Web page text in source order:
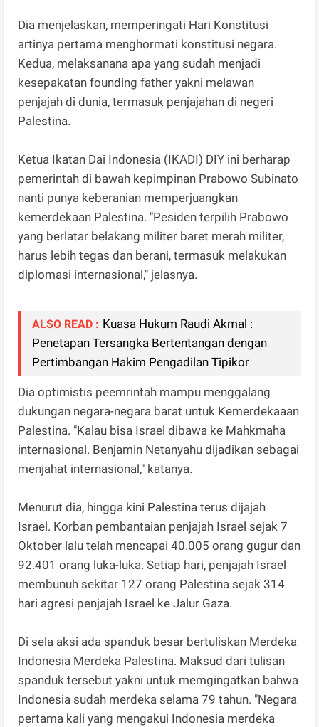
Dia menjelaskan, memperingati Hari Konstitusi
artinya pertama menghormati konstitusi negara.
Kedua, melaksanana apa yang sudah menjadi
kesepakatan founding father yakni melawan
penjajah di dunia, termasuk penjajahan di negeri
Palestina.
Ketua Ikatan Dai Indonesia (IKADI) DIY ini berharap
pemerintah di bawah kepimpinan Prabowo Subinato
nanti punya keberanian memperjuangkan
kemerdekaan Palestina. "Pesiden terpilih Prabowo
yang berlatar belakang militer baret merah militer,
harus lebih tegas dan berani, termasuk melakukan
diplomasi internasional," jelasnya.
ALSO READ : Kuasa Hukum Raudi Akmal :
Penetapan Tersangka Bertentangan dengan
Pertimbangan Hakim Pengadilan Tipikor
Dia optimistis peemrintah mampu menggalang
dukungan negara-negara barat untuk Kemerdekaaan
Palestina. "Kalau bisa Israel dibawa ke Mahkmaha
internasional. Benjamin Netanyahu dijadikan sebagai
menjahat internasional," katanya.
Menurut dia, hingga kini Palestina terus dijajah
Israel. Korban pembantaian penjajah Israel sejak 7
Oktober lalu telah mencapai 40.005 orang gugur dan
92.401 orang luka-luka. Setiap hari, penjajah Israel
membunuh sekitar 127 orang Palestina sejak 314
hari agresi penjajah Israel ke Jalur Gaza.
Di sela aksi ada spanduk besar bertuliskan Merdeka
Indonesia Merdeka Palestina. Maksud dari tulisan
spanduk tersebut yakni untuk memgingatkan bahwa
Indonesia sudah merdeka selama 79 tahun. "Negara
pertama kali yang mengakui Indonesia merdeka